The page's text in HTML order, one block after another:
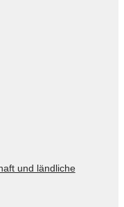
und ländliche